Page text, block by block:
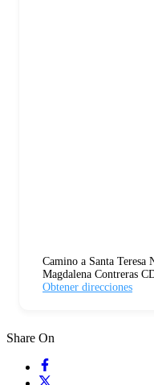
Camino a Santa Teresa
Magdalena Contreras
Obtener direcciones
Share On